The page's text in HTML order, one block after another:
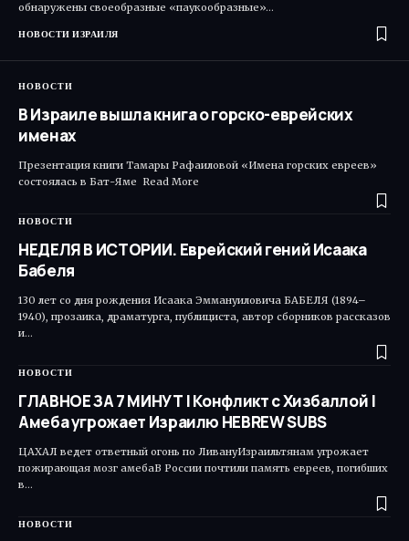
обнаружены своеобразные «паукообразные»…
НОВОСТИ ИЗРАИЛЯ
НОВОСТИ
В Израиле вышла книга о горско-еврейских
именах
Презентация книги Тамары Рафаиловой «Имена горских евреев»
состоялась в Бат-Яме Read More ​
НОВОСТИ
НЕДЕЛЯ В ИСТОРИИ. Еврейский гений Исаака
Бабеля
130 лет со дня рождения Исаака Эммануиловича БАБЕЛЯ (1894–
1940), прозаика, драматурга, публициста, автор сборников рассказов
и…
НОВОСТИ
ГЛАВНОЕ ЗА 7 МИНУТ | Конфликт с Хизбаллой |
Амеба угрожает Израилю HEBREW SUBS
ЦАХАЛ ведет ответный огонь по ЛивануИзраильтянам угрожает
пожирающая мозг амебаВ России почтили память евреев, погибших
в…
НОВОСТИ